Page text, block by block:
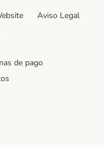
Aviso Legal
de pago